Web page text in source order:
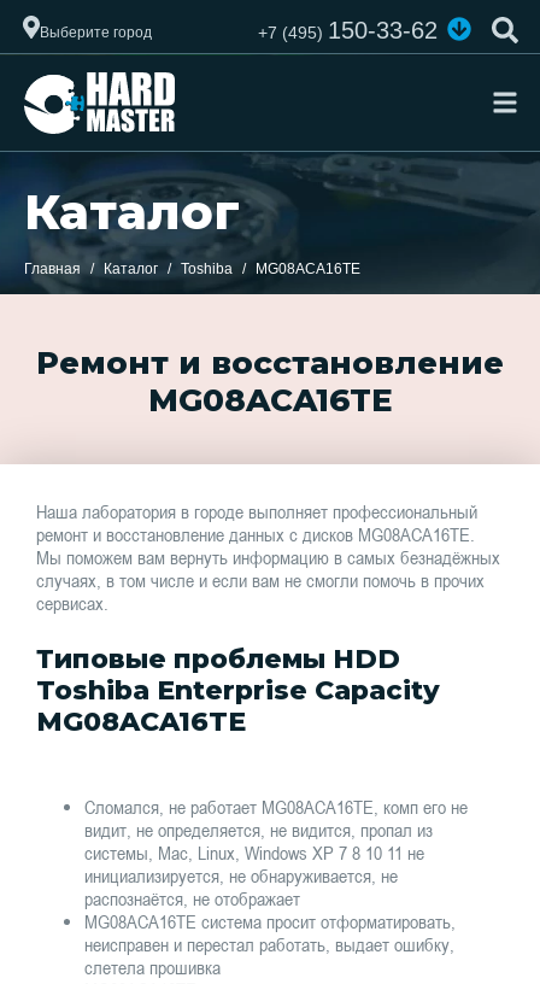
Выберите город +7 (495)150-33-62
Каталог
Главная Каталог Toshiba MG08ACA16TE
Ремонт и восстановление
MG08ACA16TE
Наша лаборатория в городе выполняет профессиональный
ремонт и восстановление данных с дисков MG08ACA16TE.
Мы поможем вам вернуть информацию в самых безнадёжных
случаях, в том числе и если вам не смогли помочь в прочих
сервисах.
Типовые проблемы HDD
Toshiba Enterprise Capacity
MG08ACA16TE
Сломался, не работает MG08ACA16TE, комп его не
видит, не определяется, не видится, пропал из
системы, Mac, Linux, Windows XP 7 8 10 11 не
инициализируется, не обнаруживается, не
распознаётся, не отображает
MG08ACA16TE система просит отформатировать,
неисправен и перестал работать, выдает ошибку,
слетела прошивка